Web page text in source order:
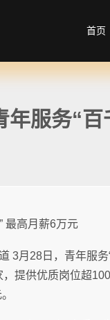
首页
年服务“
最高月薪6万元
3月28日，青年服
提供优质岗位超